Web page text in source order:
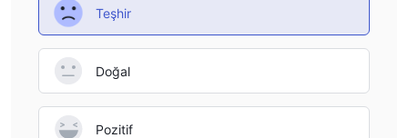
Teşhir
Doğal
Pozitif